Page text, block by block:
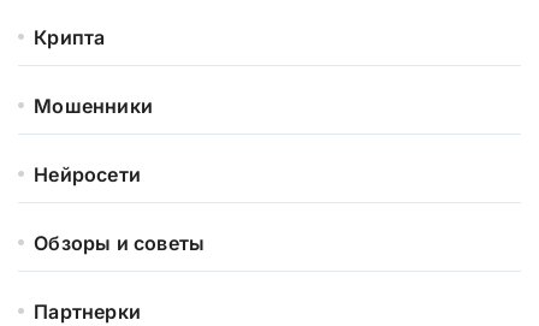
Крипта
Мошенники
Нейросети
Обзоры и советы
Партнерки